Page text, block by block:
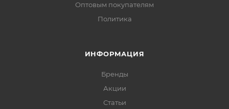
Оптовым покупателям
Политика
ИНФОРМАЦИЯ
Бренды
Акции
Статьи